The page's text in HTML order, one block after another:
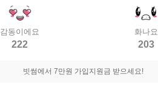
감동이에요
222
화나요
203
빗썸에서 7만원 가입지원금 받으세요!